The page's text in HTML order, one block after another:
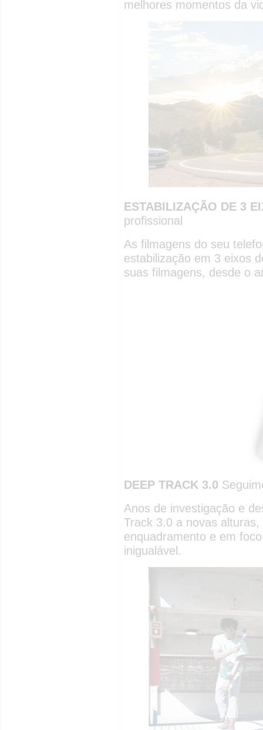
melhores momentos da
ESTABILIZAÇÃO DE 3
profissional
As filmagens do seu
estabilização em 3 eixos
suas filmagens, desde o
DEEP TRACK 3.0
Anos de investigação e
Track 3.0 a novas
enquadramento e em
inigualável.